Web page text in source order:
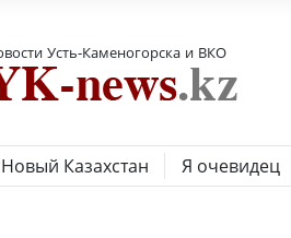
Усть-Каменогорска и ВКО
Новый Казахстан Я очевидец